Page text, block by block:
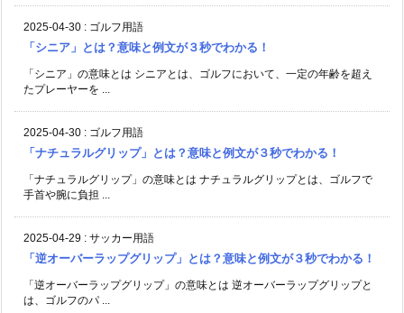
2025-04-30 : ゴルフ用語
「シニア」とは？意味と例文が３秒でわかる！
「シニア」の意味とは シニアとは、ゴルフにおいて、一定の年齢を超え
たプレーヤーを ...
2025-04-30 : ゴルフ用語
「ナチュラルグリップ」とは？意味と例文が３秒でわかる！
「ナチュラルグリップ」の意味とは ナチュラルグリップとは、ゴルフで
手首や腕に負担 ...
2025-04-29 : サッカー用語
「逆オーバーラップグリップ」とは？意味と例文が３秒でわかる！
「逆オーバーラップグリップ」の意味とは 逆オーバーラップグリップと
は、ゴルフのパ ...